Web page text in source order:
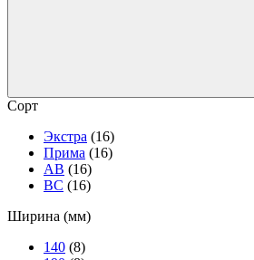
Сорт
Экстра (16)
Прима (16)
АВ (16)
ВС (16)
Ширина (мм)
140 (8)